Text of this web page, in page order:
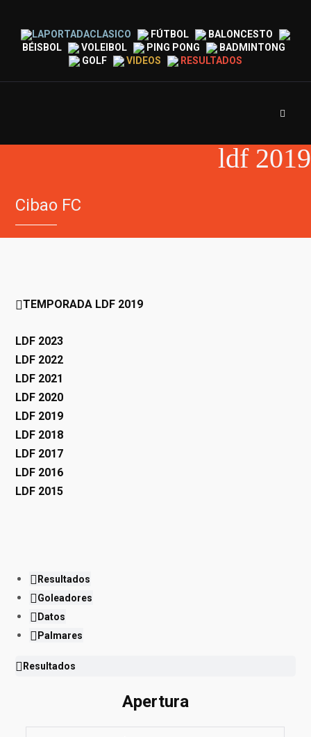
LAPORTADACLASICO FÚTBOL
BALONCESTO
BÉISBOL
VOLEIBOL PING PONG
BADMINTONG
GOLF
VIDEOS RESULTADOS
ldf 2019
Cibao FC
TEMPORADA LDF 2019
LDF 2023
LDF 2022
LDF 2021
LDF 2020
LDF 2019
LDF 2018
LDF 2017
LDF 2016
LDF 2015
Resultados
Goleadores
Datos
Palmares
Resultados
Apertura